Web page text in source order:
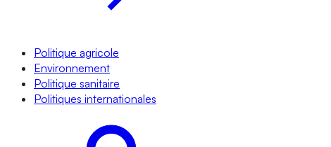
Politique agricole
Environnement
Politique sanitaire
Politiques internationales